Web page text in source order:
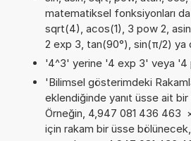
matematiksel fonksiyonları da
sqrt(4), acos(1), 3 pow 2,
2 exp 3, tan(90°), sin(π/2) ya
'4^3' yerine '4 exp 3' veya '4
'Bilimsel gösterimdeki
eklendiğinde yanıt üsse ait bir
Örneğin, 4,947 081 436 463
için rakam bir üsse